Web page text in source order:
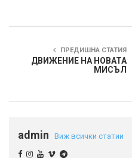
ПРЕДИШНА СТАТИЯ
ДВИЖЕНИЕ НА НОВАТА
МИСЪЛ
admin Виж всички статии